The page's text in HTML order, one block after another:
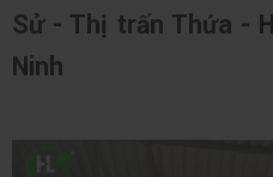
Sử - Thị trấn Thứa -
Ninh